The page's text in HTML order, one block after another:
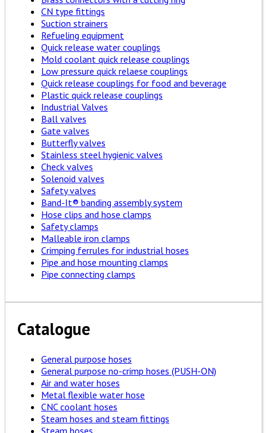
CN type fittings
Suction strainers
Refueling equipment
Quick release water couplings
Mold coolant quick release couplings
Low pressure quick relaese couplings
Quick release couplings for food and beverage
Plastic quick release couplings
Industrial Valves
Ball valves
Gate valves
Butterfly valves
Stainless steel hygienic valves
Check valves
Solenoid valves
Safety valves
Band-It® banding assembly system
Hose clips and hose clamps
Safety clamps
Malleable iron clamps
Crimping ferrules for industrial hoses
Pipe and hose mounting clamps
Pipe connecting clamps
Catalogue
General purpose hoses
General purpose no-crimp hoses (PUSH-ON)
Air and water hoses
Metal flexible water hose
CNC coolant hoses
Steam hoses and steam fittings